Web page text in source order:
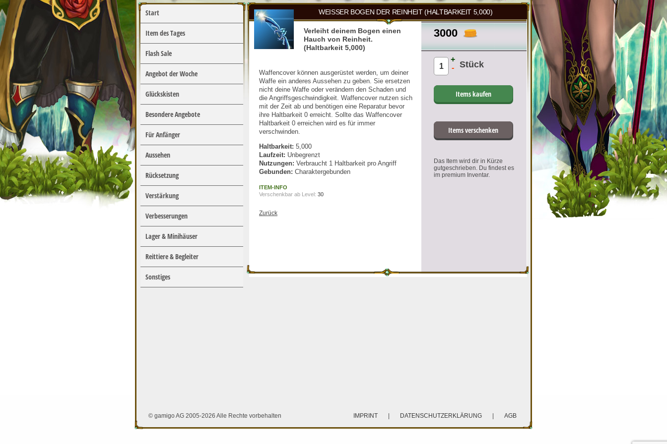
Start
Item des Tages
Flash Sale
Angebot der Woche
Glückskisten
Besondere Angebote
Für Anfänger
Aussehen
Rücksetzung
Verstärkung
Verbesserungen
Lager & Minihäuser
Reittiere & Begleiter
Sonstiges
WEISSER BOGEN DER REINHEIT (HALTBARKEIT 5,000)
3000
Stück
+
-
Items kaufen
Items verschenken
Das Item wird dir in Kürze
gutgeschrieben. Du findest es
im premium Inventar.
Verleiht deinem Bogen einen
Hauch von Reinheit.
(Haltbarkeit 5,000)
Waffencover können ausgerüstet werden, um deiner
Waffe ein anderes Aussehen zu geben. Sie ersetzen
nicht deine Waffe oder verändern den Schaden und
die Angriffsgeschwindigkeit. Waffencover nutzen sich
mit der Zeit ab und benötigen eine Reparatur bevor
ihre Haltbarkeit 0 erreicht. Sollte das Waffencover
Haltbarkeit 0 erreichen wird es für immer
verschwinden.
Haltbarkeit: 5,000
Laufzeit: Unbegrenzt
Nutzungen: Verbraucht 1 Haltbarkeit pro Angriff
Gebunden: Charaktergebunden
ITEM-INFO
Verschenkbar ab Level: 30
Zurück
© gamigo AG 2005-2026 Alle Rechte vorbehalten IMPRINT DATENSCHUTZERKLÄRUNG AGB